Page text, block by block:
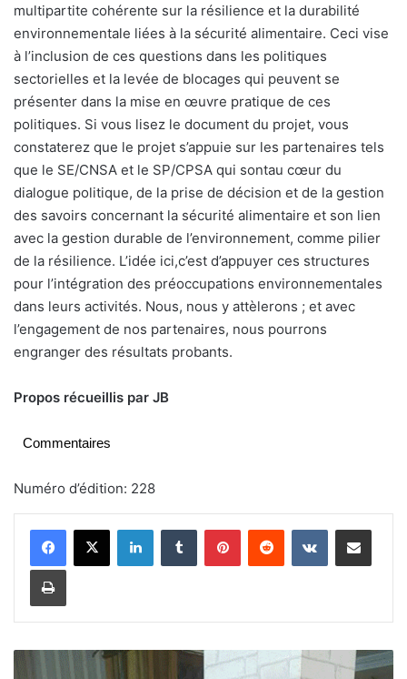
multipartite cohérente sur la résilience et la durabilité
environnementale liées à la sécurité alimentaire. Ceci vise
à l’inclusion de ces questions dans les politiques
sectorielles et la levée de blocages qui peuvent se
présenter dans la mise en œuvre pratique de ces
politiques. Si vous lisez le document du projet, vous
constaterez que le projet s’appuie sur les partenaires tels
que le SE/CNSA et le SP/CPSA qui sontau cœur du
dialogue politique, de la prise de décision et de la gestion
des savoirs concernant la sécurité alimentaire et son lien
avec la gestion durable de l’environnement, comme pilier
de la résilience. L’idée ici,c’est d’appuyer ces structures
pour l’intégration des préoccupations environnementales
dans leurs activités. Nous, nous y attèlerons ; et avec
l’engagement de nos partenaires, nous pourrons
engranger des résultats probants.
Propos récueillis par JB
Commentaires
Numéro d’édition: 228